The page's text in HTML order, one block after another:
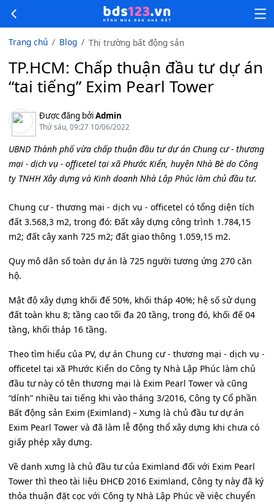
Trang chủ Blog Thị trường bất động sản
TP.HCM: Chấp thuận đầu tư dự án
“tai tiếng” Exim Pearl Tower
Được đăng bởiAdmin
Thứ sáu, 09:27 10/06/2022
UBND Thành phố vừa chấp thuận đầu tư dự án Chung cư - thương
mại - dịch vụ - officetel tại xã Phước Kiển, huyện Nhà Bè do Công
ty TNHH Xây dựng và Kinh doanh Nhà Lập Phúc làm chủ đầu tư.
Chung cư - thương mại - dịch vụ - officetel có tổng diện tích
đất 3.568,3 m2, trong đó: Đất xây dựng công trình 1.784,15
m2; đất cây xanh 725 m2; đất giao thông 1.059,15 m2.
Quy mô dân số toàn dự án là 725 người tương ứng 270 căn
hộ.
Mật độ xây dựng khối đế 50%, khối tháp 40%; hệ số sử dụng
đất toàn khu 8; tầng cao tối đa 20 tầng, trong đó, khối đế 04
tầng, khối tháp 16 tầng.
Theo tìm hiểu của PV, dự án Chung cư - thương mại - dịch vụ -
officetel tại xã Phước Kiển do Công ty Nhà Lập Phúc làm chủ
đầu tư này có tên thương mại là Exim Pearl Tower và cũng
“dính” nhiều tai tiếng khi vào tháng 3/2016, Công ty Cổ phần
Bất động sản Exim (Eximland) – Xưng là chủ đầu tư dự án
Exim Pearl Tower và đã làm lễ động thổ xây dựng khi chưa có
giấy phép xây dựng.
Về danh xưng là chủ đầu tư của Eximland đối với Exim Pearl
Tower thì theo tài liệu ĐHCĐ 2016 Eximland, Công ty này đã ký
thỏa thuận đặt cọc với Công ty Nhà Lập Phúc về việc chuyển